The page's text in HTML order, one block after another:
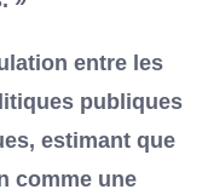
entre les
publiques
estimant que
comme une